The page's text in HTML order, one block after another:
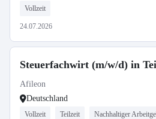
Vollzeit
24.07.2026
Steuerfachwirt (m/w/d) in
Afileon
Deutschland
Vollzeit Teilzeit Nachhaltiger